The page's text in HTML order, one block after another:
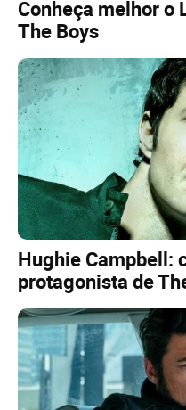
Conheça melhor o
The Boys
Hughie Campbell:
protagonista de